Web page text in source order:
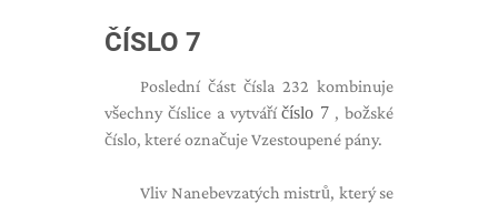
ČÍSLO 7
Poslední část čísla 232 kombinuje
všechny číslice a vytváříčíslo 7 , božské
číslo, které označuje Vzestoupené pány.
Vliv Nanebevzatých mistrů, který se